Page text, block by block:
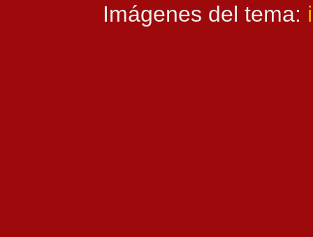
Imágenes del tema: